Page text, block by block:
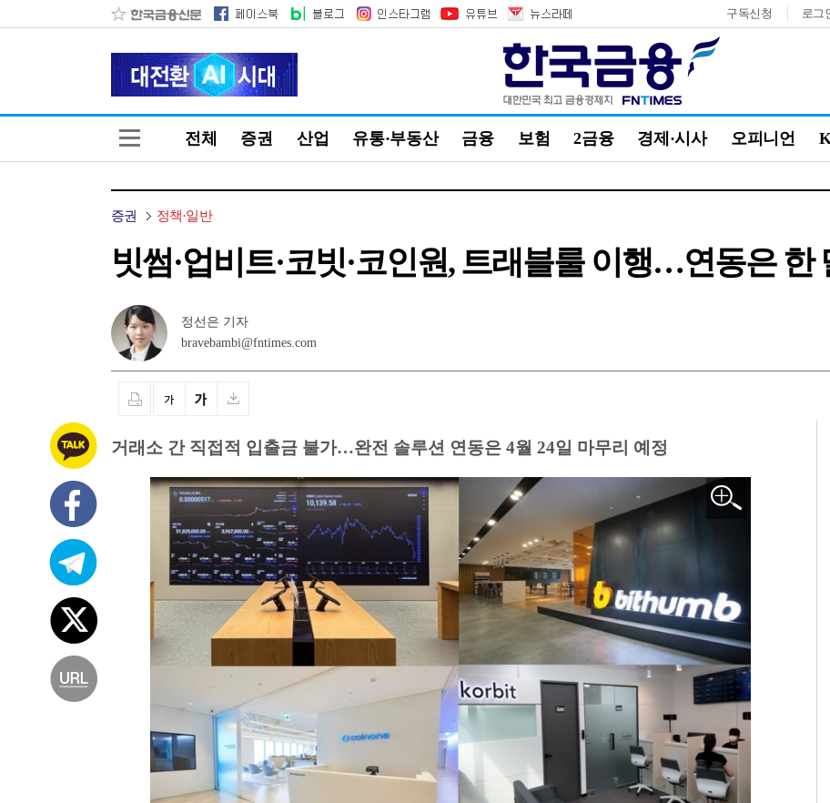
구독신청 로그
전체 증권 산업 유통·부동산 금융 보험 2금융 경제·시사 오피니언
증권 정책·일반
빗썸·업비트·코빗·코인원, 트래블룰 이행…연동은 한
정선은 기자
bravebambi@fntimes.com
거래소 간 직접적 입출금 불가…완전 솔루션 연동은 4월 24일 마무리 예정